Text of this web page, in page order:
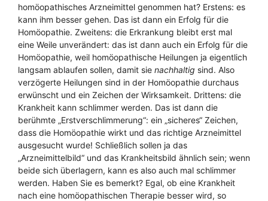
homöopathisches Arzneimittel genommen hat? Erstens: es
kann ihm besser gehen. Das ist dann ein Erfolg für die
Homöopathie. Zweitens: die Erkrankung bleibt erst mal
eine Weile unverändert: das ist dann auch ein Erfolg für die
Homöopathie, weil homöopathische Heilungen ja eigentlich
langsam ablaufen sollen, damit sie nachhaltig sind. Also
verzögerte Heilungen sind in der Homöopathie durchaus
erwünscht und ein Zeichen der Wirksamkeit. Drittens: die
Krankheit kann schlimmer werden. Das ist dann die
berühmte „Erstverschlimmerung“: ein „sicheres“ Zeichen,
dass die Homöopathie wirkt und das richtige Arzneimittel
ausgesucht wurde! Schließlich sollen ja das
„Arzneimittelbild“ und das Krankheitsbild ähnlich sein; wenn
beide sich überlagern, kann es also auch mal schlimmer
werden. Haben Sie es bemerkt? Egal, ob eine Krankheit
nach eine homöopathischen Therapie besser wird, so